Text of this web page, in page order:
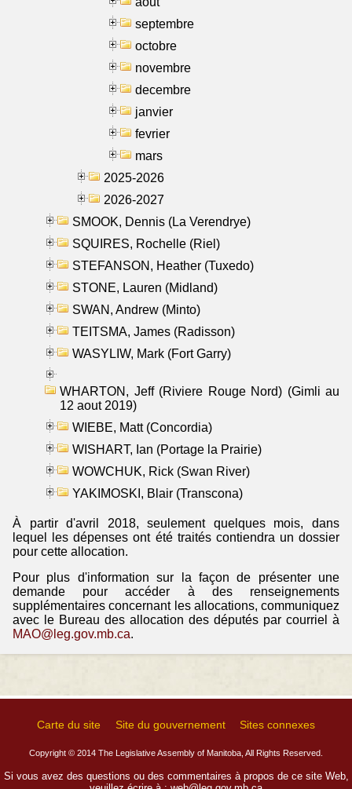
septembre
octobre
novembre
decembre
janvier
fevrier
mars
2025-2026
2026-2027
SMOOK, Dennis (La Verendrye)
SQUIRES, Rochelle (Riel)
STEFANSON, Heather (Tuxedo)
STONE, Lauren (Midland)
SWAN, Andrew (Minto)
TEITSMA, James (Radisson)
WASYLIW, Mark (Fort Garry)
WHARTON, Jeff (Riviere Rouge Nord) (Gimli au
12 aout 2019)
WIEBE, Matt (Concordia)
WISHART, Ian (Portage la Prairie)
WOWCHUK, Rick (Swan River)
YAKIMOSKI, Blair (Transcona)
À partir d'avril 2018, seulement quelques mois, dans
lequel les dépenses ont été traités contiendra un dossier
pour cette allocation.
Pour plus d'information sur la façon de présenter une
demande pour accéder à des renseignements
supplémentaires concernant les allocations, communiquez
avec le Bureau des allocation des députés par courriel à
MAO@leg.gov.mb.ca.
Carte du site Site du gouvernement Sites connexes
Copyright © 2014 The Legislative Assembly of Manitoba, All Rights Reserved.
Si vous avez des questions ou des commentaires à propos de ce site Web,